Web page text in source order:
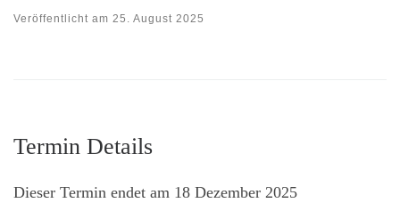
Veröffentlicht am 25. August 2025
Termin Details
Dieser Termin endet am 18 Dezember 2025